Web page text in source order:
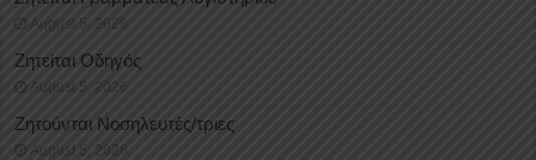
August 5, 2026
Ζητείται Οδηγός
August 5, 2026
Ζητούνται Νοσηλευτές/τριες
August 5, 2026